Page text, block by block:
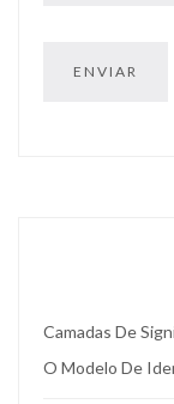
Camadas De
O Modelo De